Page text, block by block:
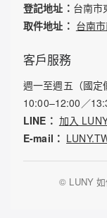
登記地址： 台南市
取件地址： 台南
客戶服務
週一至週五（國定
10:00–12:00／
LINE： 加入
E-mail：
© LUNY